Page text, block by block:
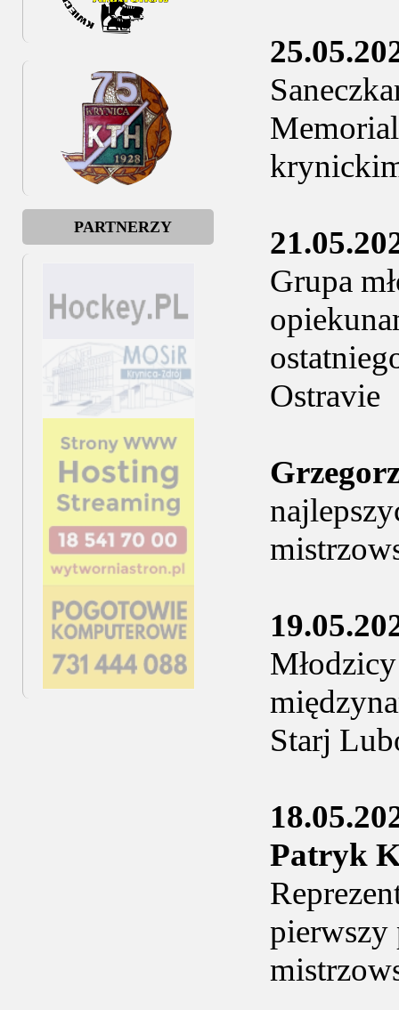
PARTNERZY
Grupa
Ostravie
Starj
Patryk
pierwszy